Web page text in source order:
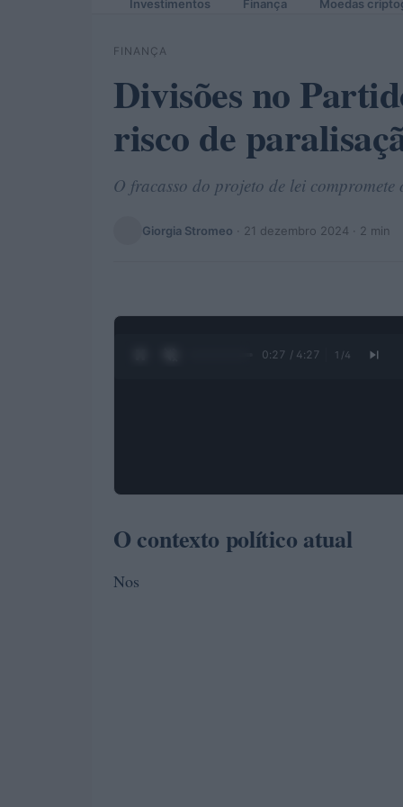
Investimentos Finança Moedas
FINANÇA
Divisões no
risco de
O fracasso do projeto de lei
Giorgia Stromeo · 21 dezembro 2024 · 2 min
0:28 / 4:27 1 /4
O contexto político atual
Nos